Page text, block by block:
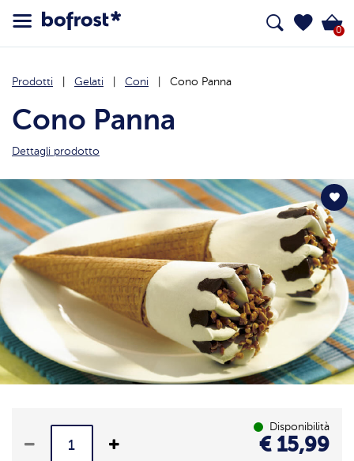
0
Prodotti Gelati Coni Cono Panna
Cono Panna
Dettagli prodotto
Disponibilità
€ 15,99